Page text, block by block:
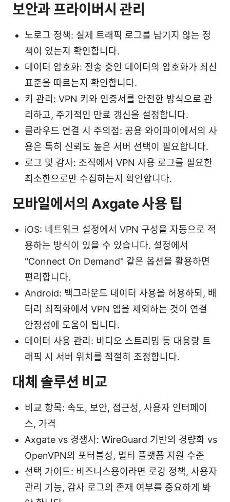
보안과 프라이버시 관리
노로그 정책: 실제 트래픽 로그를 남기지 않는 정
책이 있는지 확인합니다.
데이터 암호화: 전송 중인 데이터의 암호화가 최신
표준을 따르는지 확인합니다.
키 관리: VPN 키와 인증서를 안전한 방식으로 관
리하고, 주기적인 만료 갱신을 설정합니다.
클라우드 연결 시 주의점: 공용 와이파이에서의 사
용은 특히 신뢰도 높은 서버 선택이 필요합니다.
로그 및 감사: 조직에서 VPN 사용 로그를 필요한
최소한으로만 수집하는지 확인합니다.
모바일에서의 Axgate 사용 팁
iOS: 네트워크 설정에서 VPN 구성을 자동으로 적
용하는 방식이 있을 수 있습니다. 설정에서
"Connect On Demand" 같은 옵션을 활용하면
편리합니다.
Android: 백그라운드 데이터 사용을 허용하되, 배
터리 최적화에서 VPN 앱을 제외하는 것이 연결
안정성에 도움이 됩니다.
데이터 사용 관리: 비디오 스트리밍 등 대용량 트
래픽 시 서버 위치를 적절히 조정합니다.
대체 솔루션 비교
비교 항목: 속도, 보안, 접근성, 사용자 인터페이
스, 가격
Axgate vs 경쟁사: WireGuard 기반의 경량화 vs
OpenVPN의 포터블성, 멀티 플랫폼 지원 수준
선택 가이드: 비즈니스용이라면 로깅 정책, 사용자
관리 기능, 감사 로그의 존재 여부를 중요하게 봐